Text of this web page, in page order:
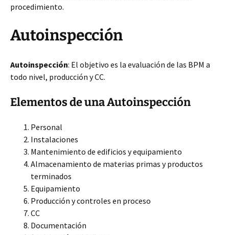
procedimiento.
Autoinspección
Autoinspección: El objetivo es la evaluación de las BPM a
todo nivel, producción y CC.
Elementos de una Autoinspección
Personal
Instalaciones
Mantenimiento de edificios y equipamiento
Almacenamiento de materias primas y productos
terminados
Equipamiento
Producción y controles en proceso
CC
Documentación